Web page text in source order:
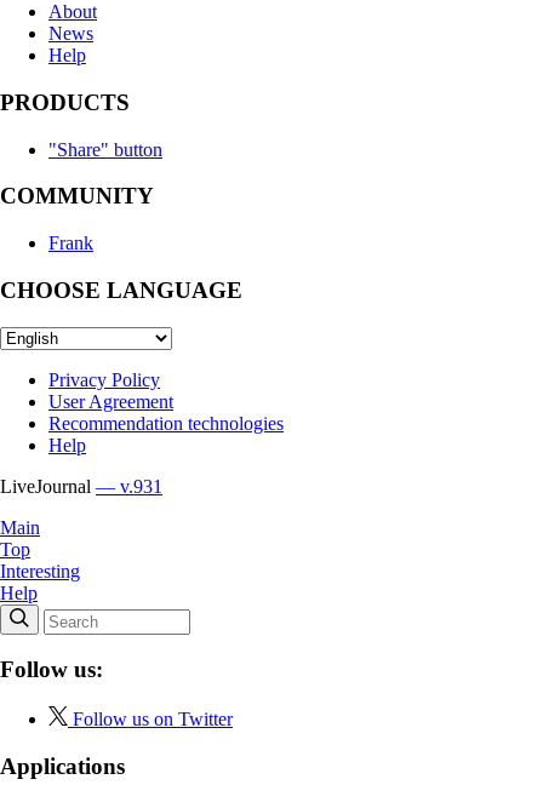
About
News
Help
PRODUCTS
"Share" button
COMMUNITY
Frank
CHOOSE LANGUAGE
Privacy Policy
User Agreement
Recommendation technologies
Help
LiveJournal — v.931
Main
Top
Interesting
Help
Follow us:
Follow us on Twitter
Applications